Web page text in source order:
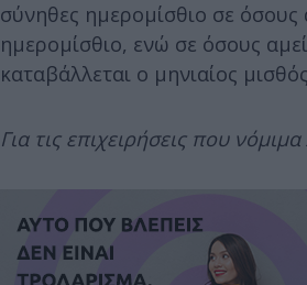
σύνηθες ημερομίσθιο σε όσους
ημερομίσθιο, ενώ σε όσους
καταβάλλεται ο μηνιαίος
Για τις επιχειρήσεις που